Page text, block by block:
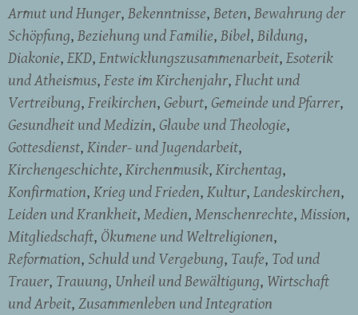
Armut und Hunger Bekenntnisse Beten Bewahrung der
Schöpfung Beziehung und Familie Bibel Bildung
Diakonie EKD Entwicklungszusammenarbeit Esoterik
und Atheismus Feste im Kirchenjahr Flucht und
Vertreibung Freikirchen Geburt Gemeinde und Pfarrer
Gesundheit und Medizin Glaube und Theologie
Gottesdienst Kinder- und Jugendarbeit
Kirchengeschichte Kirchenmusik Kirchentag
Konfirmation Krieg und Frieden Kultur Landeskirchen
Leiden und Krankheit Medien Menschenrechte Mission
Mitgliedschaft Ökumene und Weltreligionen
Reformation Schuld und Vergebung Taufe Tod und
Trauer Trauung Unheil und Bewältigung Wirtschaft
und Arbeit Zusammenleben und Integration